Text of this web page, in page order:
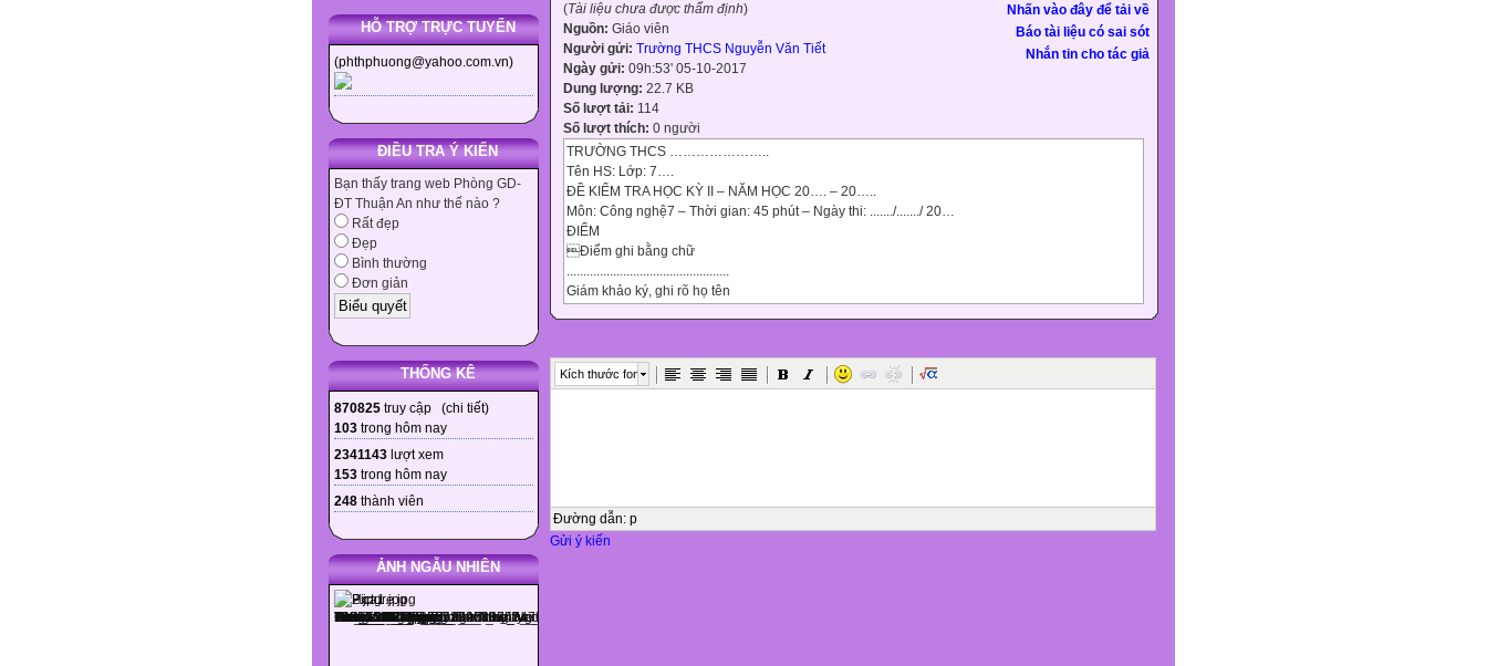
HỖ TRỢ TRỰC TUYẾN
(phthphuong@yahoo.com.vn)
ĐIỀU TRA Ý KIẾN
Bạn thấy trang web Phòng GD-
ĐT Thuận An như thế nào ?
Rất đẹp
Đẹp
Bình thường
Đơn giản
THỐNG KÊ
870825 truy cập (chi tiết)
103 trong hôm nay
2341143 lượt xem
153 trong hôm nay
248 thành viên
ẢNH NGẪU NHIÊN
Nhấn vào đây để tải về
Báo tài liệu có sai sót
Nhắn tin cho tác giả
(Tài liệu chưa được thẩm định)
Nguồn: Giáo viên
Người gửi: Trường THCS Nguyễn Văn Tiết
Ngày gửi: 09h:53' 05-10-2017
Dung lượng: 22.7 KB
Số lượt tải: 114
Số lượt thích: 0 người
TRƯỜNG THCS …………………..
Tên HS: Lớp: 7….
ĐỀ KIỂM TRA HỌC KỲ II – NĂM HỌC 20…. – 20…..
Môn: Công nghệ7 – Thời gian: 45 phút – Ngày thi: ......./......./ 20…
ĐIỂM
Điểm ghi bằng chữ
.................................................
Giám khảo ký, ghi rõ họ tên
GT2:...................................

4
5
6
Kích thước font
Đường dẫn: p
Gửi ý kiến